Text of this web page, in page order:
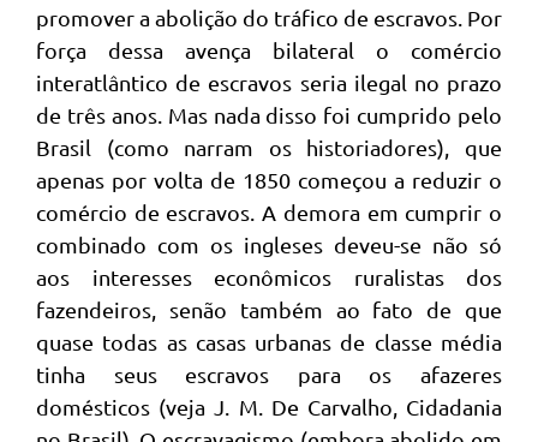
promover a abolição do tráfico de escravos. Por
força dessa avença bilateral o comércio
interatlântico de escravos seria ilegal no prazo
de três anos. Mas nada disso foi cumprido pelo
Brasil (como narram os historiadores), que
apenas por volta de 1850 começou a reduzir o
comércio de escravos. A demora em cumprir o
combinado com os ingleses deveu-se não só
aos interesses econômicos ruralistas dos
fazendeiros, senão também ao fato de que
quase todas as casas urbanas de classe média
tinha seus escravos para os afazeres
domésticos (veja J. M. De Carvalho, Cidadania